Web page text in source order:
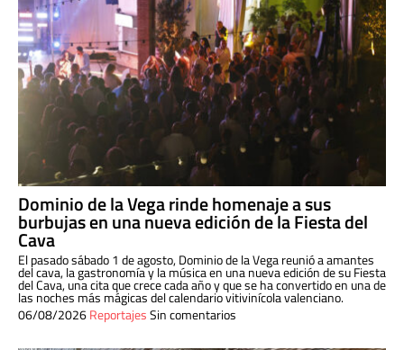
Dominio de la Vega rinde homenaje a sus
burbujas en una nueva edición de la Fiesta del
Cava
El pasado sábado 1 de agosto, Dominio de la Vega reunió a amantes
del cava, la gastronomía y la música en una nueva edición de su Fiesta
del Cava, una cita que crece cada año y que se ha convertido en una de
las noches más mágicas del calendario vitivinícola valenciano.
06/08/2026ReportajesSin comentarios